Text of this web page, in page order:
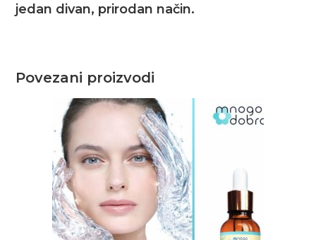
jedan divan, prirodan način.
Povezani proizvodi